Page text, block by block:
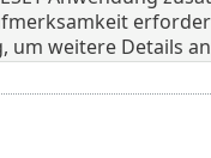
um weitere Details